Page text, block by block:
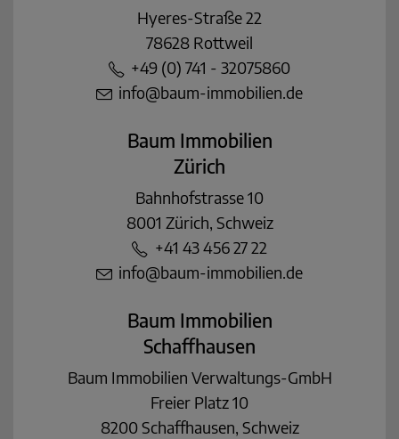
Hyeres-Straße 22
78628 Rottweil
+49 (0) 741 - 32075860
info@baum-immobilien.de
Baum Immobilien
Zürich
Bahnhofstrasse 10
8001 Zürich, Schweiz
+41 43 456 27 22
info@baum-immobilien.de
Baum Immobilien
Schaffhausen
Baum Immobilien Verwaltungs-GmbH
Freier Platz 10
8200 Schaffhausen, Schweiz